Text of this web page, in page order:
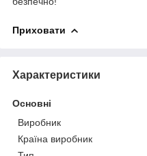
Приховати
Характеристики
Основні
Виробник
Країна виробник